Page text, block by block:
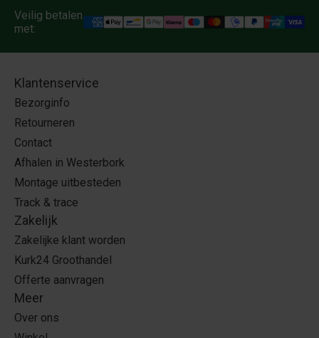
Veilig betalen
met:
Klantenservice
Bezorginfo
Retourneren
Contact
Afhalen in Westerbork
Montage uitbesteden
Track & trace
Zakelijk
Zakelijke klant worden
Kurk24 Groothandel
Offerte aanvragen
Meer
Over ons